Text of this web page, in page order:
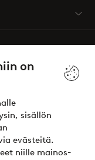
on
sisällön
evästeitä.
niille mainos-